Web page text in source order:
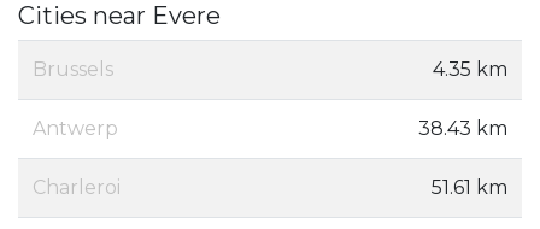
Cities near Evere
Brussels 4.35 km
Antwerp 38.43 km
Charleroi 51.61 km